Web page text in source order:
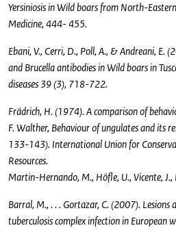
Yersiniosis in Wild boars from North-
Medicine, 444- 455.
Ebani, V., Cerri, D., Poll, A., & Andreani, E.
and Brucella antibodies in Wild boars in
diseases 39 (3), 718-722.
Frädrich, H. (1974). A comparison of
F. Walther, Behaviour of ungulates and its
133-143). International Union for
Resources.
Martin-Hernando, M., Höfle, U., Vicente, J.,
Barral, M., . . . Gortazar, C. (2007).
tuberculosis complex infection in European